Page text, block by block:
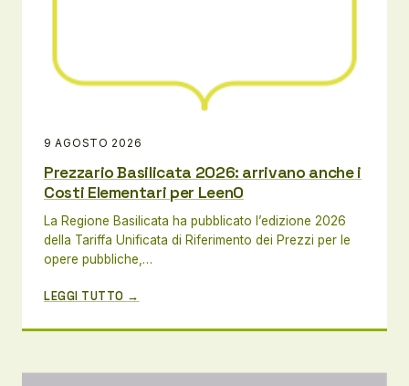
9 AGOSTO 2026
Prezzario Basilicata 2026: arrivano anche i
Costi Elementari per LeenO
La Regione Basilicata ha pubblicato l’edizione 2026
della Tariffa Unificata di Riferimento dei Prezzi per le
opere pubbliche,…
LEGGI TUTTO →